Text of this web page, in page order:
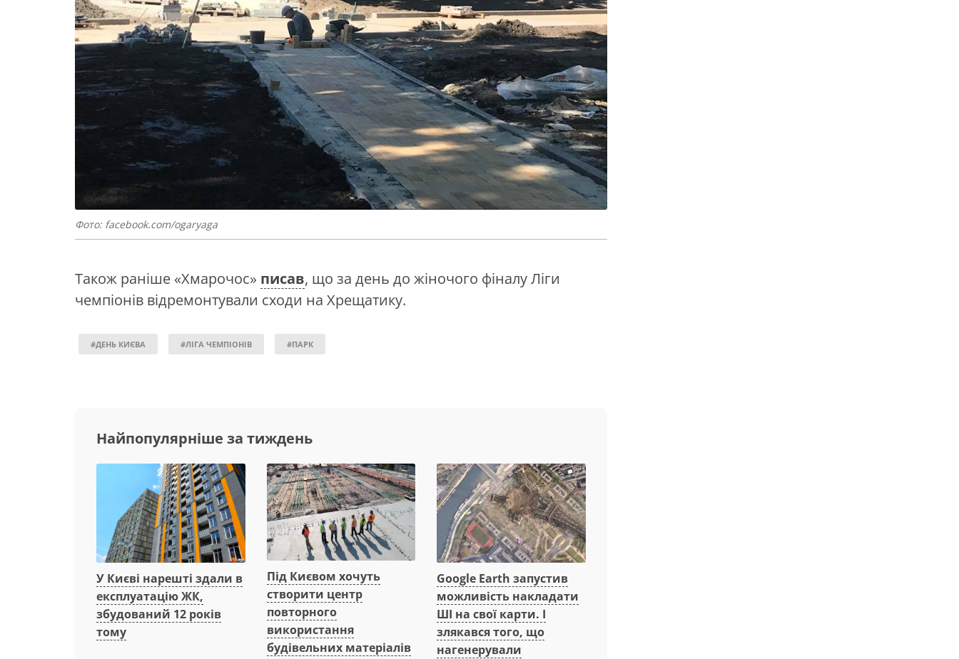
Фото: facebook.com/ogaryaga
Також раніше «Хмарочос» писав, що за день до жіночого фіналу Ліги
чемпіонів відремонтували сходи на Хрещатику.
#ДЕНЬ КИЄВА #ЛІГА ЧЕМПІОНІВ #ПАРК
Найпопулярніше за тиждень
У Києві нарешті здали в
експлуатацію ЖК,
збудований 12 років
тому
Під Києвом хочуть
створити центр
повторного
використання
будівельних матеріалів
Google Earth запустив
можливість накладати
ШІ на свої карти. І
злякався того, що
нагенерували